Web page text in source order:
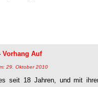
Vorhang Auf
29. Oktober 2010
seit 18 Jahren, und mit